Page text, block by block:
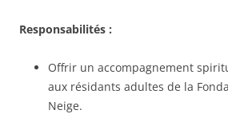
Responsabilités :
Offrir un accompagnement
aux résidants adultes de la
Neige.